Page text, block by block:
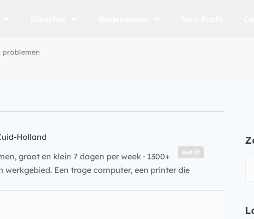
problemen
Bedrijf
Holland
groot en klein 7 dagen per week · 1300+
werkgebied. Een trage computer, een printer die